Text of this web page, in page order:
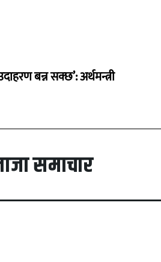
बन्न सक्छ’: अर्थमन्त्री
समाचार